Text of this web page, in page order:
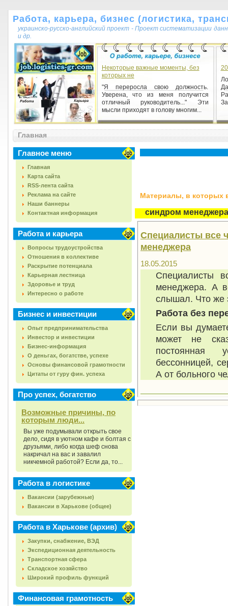
Работа, карьера, бизнес (логистика,
украинско-русско-английский проект - Проект систематизации
и др.
Некоторые важные моменты, без
которых не
"Я переросла свою должность.
Уверена, что из меня получится
отличный руководитель..." Эти
мысли приходят в голову многим...
Главная
Главное меню
Главная
Карта сайта
RSS-лента сайта
Реклама на сайте
Наши баннеры
Контактная информация
Работа и карьера
Вопросы трудоустройства
Отношения в коллективе
Раскрытие потенциала
Карьерная лестница
Здоровье и труд
Интересно о работе
Бизнес и инвестиции
Опыт предпринимательства
Инвестор и инвестиции
Бизнес-информация
О деньгах, богатстве, успехе
Основы финансовой грамотности
Цитаты от гуру фин. успеха
Про успех, богатство
Возможные причины, по
которым люди...
Вы уже подумывали открыть свое
дело, сидя в уютном кафе и болтая с
друзьями, либо когда шеф снова
накричал на вас и завалил
никчемной работой? Если да, то...
Работа в логистике
Вакансии (зарубежные)
Вакансии в Харькове (общее)
Работа в Харькове (архив)
Закупки, снабжение, ВЭД
Экспедиционная деятельность
Транспортная сфера
Складское хозяйство
Широкий профиль функций
Финансовая грамотность
Материалы, в которых
синдром менеджера
Специалисты все
менеджера
18.05.2015
Специалисты
менеджера. А
слышал. Что же
Работа без
Если вы
может не
постоянная
бессонницей,
А от больного